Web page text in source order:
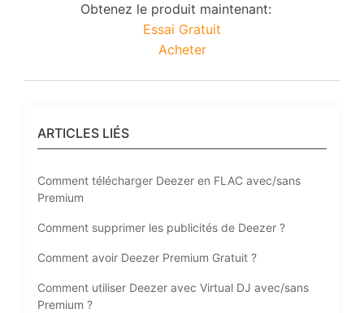
Obtenez le produit maintenant:
Essai Gratuit
Acheter
ARTICLES LIÉS
Comment télécharger Deezer en FLAC avec/sans
Premium
Comment supprimer les publicités de Deezer ?
Comment avoir Deezer Premium Gratuit ?
Comment utiliser Deezer avec Virtual DJ avec/sans
Premium ?